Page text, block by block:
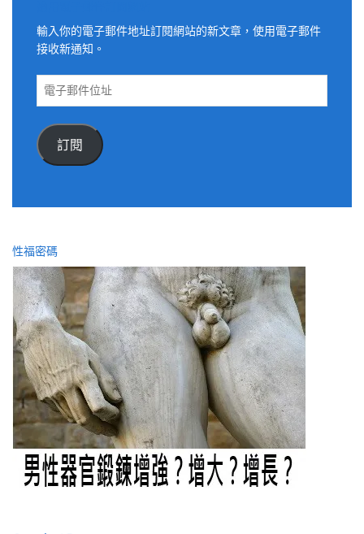
輸入你的電子郵件地址訂閱網站的新文章，使用電子郵件
接收新通知。
電
件
位
訂閱
性福密碼